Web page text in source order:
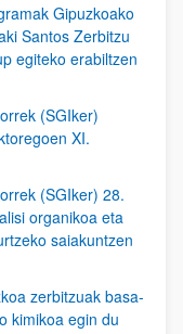
Gipuzkoako
Santos Zerbitzu
egiteko erabiltzen
(SGIker)
XI.
(SGIker) 28.
organikoa eta
saiakuntzen
zerbitzuak basa-
kimikoa egin du